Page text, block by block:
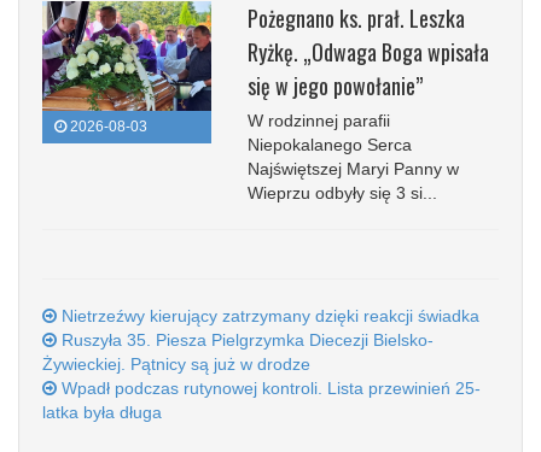
2026-08-03
Pożegnano ks. prał. Leszka
Ryżkę. „Odwaga Boga wpisała
się w jego powołanie”
W rodzinnej parafii
Niepokalanego Serca
Najświętszej Maryi Panny w
Wieprzu odbyły się 3 si...
Nietrzeźwy kierujący zatrzymany dzięki reakcji świadka
Ruszyła 35. Piesza Pielgrzymka Diecezji Bielsko-
Żywieckiej. Pątnicy są już w drodze
Wpadł podczas rutynowej kontroli. Lista przewinień 25-
latka była długa